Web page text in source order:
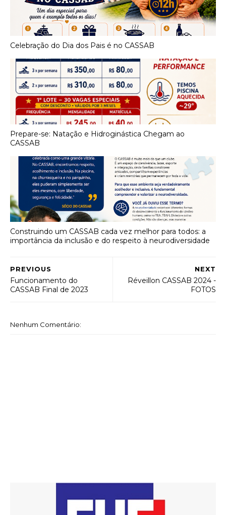
Celebração do Dia dos Pais é no CASSAB
Prepare-se: Natação e Hidroginástica Chegam ao
CASSAB
Construindo um CASSAB cada vez melhor para todos: a
importância da inclusão e do respeito à neurodiversidade
NEXT
Réveillon CASSAB 2024 -
FOTOS
PREVIOUS
Funcionamento do
CASSAB Final de 2023
Nenhum Comentário: